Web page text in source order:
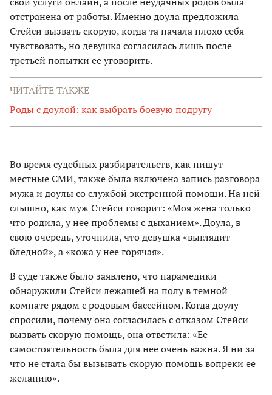
отстранена от работы. Именно доула предложила
Стейси вызвать скорую, когда та начала плохо себя
чувствовать, но девушка согласилась лишь после
третьей попытки ее уговорить.
ЧИТАЙТЕ ТАКЖЕ
Роды с доулой: как выбрать боевую подругу
Во время судебных разбирательств, как пишут
местные СМИ, также была включена запись разговора
мужа и доулы со службой экстренной помощи. На ней
слышно, как муж Стейси говорит: «Моя жена только
что родила, у нее проблемы с дыханием». Доула, в
свою очередь, уточнила, что девушка «выглядит
бледной», а «кожа у нее горячая».
В суде также было заявлено, что парамедики
обнаружили Стейси лежащей на полу в темной
комнате рядом с родовым бассейном. Когда доулу
спросили, почему она согласилась с отказом Стейси
вызвать скорую помощь, она ответила: «Ее
самостоятельность была для нее очень важна. Я ни за
что не стала бы вызывать скорую помощь вопреки ее
желанию».